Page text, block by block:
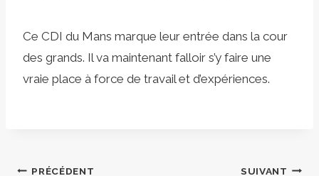
Ce CDI du Mans marque leur entrée dans la cour
des grands. Il va maintenant falloir s’y faire une
vraie place à force de travail et d’expériences.
PRÉCÉDENT SUIVANT